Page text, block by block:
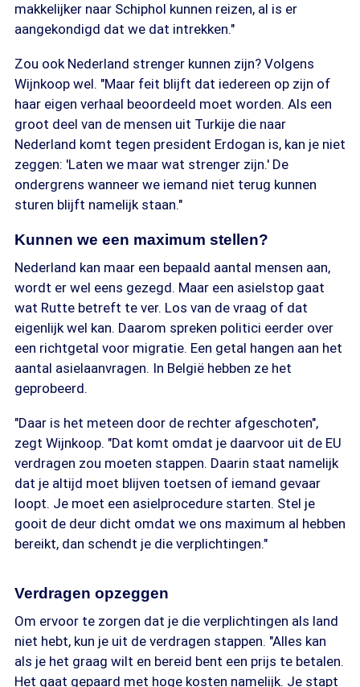
makkelijker naar Schiphol kunnen reizen, al is er
aangekondigd dat we dat intrekken."
Zou ook Nederland strenger kunnen zijn? Volgens
Wijnkoop wel. "Maar feit blijft dat iedereen op zijn of
haar eigen verhaal beoordeeld moet worden. Als een
groot deel van de mensen uit Turkije die naar
Nederland komt tegen president Erdogan is, kan je niet
zeggen: 'Laten we maar wat strenger zijn.' De
ondergrens wanneer we iemand niet terug kunnen
sturen blijft namelijk staan."
Kunnen we een maximum stellen?
Nederland kan maar een bepaald aantal mensen aan,
wordt er wel eens gezegd. Maar een asielstop gaat
wat Rutte betreft te ver. Los van de vraag of dat
eigenlijk wel kan. Daarom spreken politici eerder over
een richtgetal voor migratie. Een getal hangen aan het
aantal asielaanvragen. In België hebben ze het
geprobeerd.
"Daar is het meteen door de rechter afgeschoten",
zegt Wijnkoop. "Dat komt omdat je daarvoor uit de EU
verdragen zou moeten stappen. Daarin staat namelijk
dat je altijd moet blijven toetsen of iemand gevaar
loopt. Je moet een asielprocedure starten. Stel je
gooit de deur dicht omdat we ons maximum al hebben
bereikt, dan schendt je die verplichtingen."
Verdragen opzeggen
Om ervoor te zorgen dat je die verplichtingen als land
niet hebt, kun je uit de verdragen stappen. "Alles kan
als je het graag wilt en bereid bent een prijs te betalen.
Het gaat gepaard met hoge kosten namelijk. Je stapt